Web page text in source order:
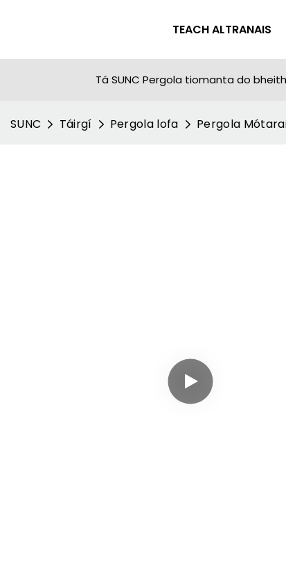
TEACH ALTRANAIS
Tá SUNC Pergola tiomanta do
SUNC Táirgí Pergola lofa Pergola